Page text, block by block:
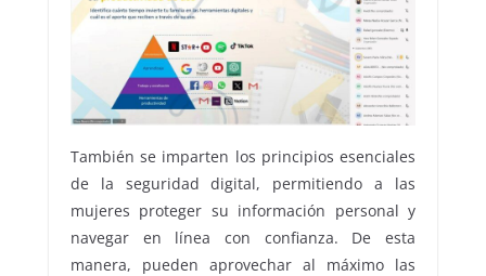
También se imparten los principios esenciales
de la seguridad digital, permitiendo a las
mujeres proteger su información personal y
navegar en línea con confianza. De esta
manera, pueden aprovechar al máximo las